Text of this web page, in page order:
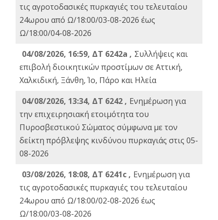
τις αγροτοδασικές πυρκαγιές του τελευταίου
24ωρου από Ω/18:00/03-08-2026 έως
Ω/18:00/04-08-2026
04/08/2026, 16:59, ΔΤ 6242a , Συλλήψεις και
επιβολή διοικητικών προστίμων σε Αττική,
Χαλκιδική, Ξάνθη, Ίο, Πάρο και Ηλεία
04/08/2026, 13:34, ΔΤ 6242 , Ενημέρωση για
την επιχειρησιακή ετοιμότητα του
Πυροσβεστικού Σώματος σύμφωνα με τον
δείκτη πρόβλεψης κινδύνου πυρκαγιάς στις 05-
08-2026
03/08/2026, 18:08, ΔΤ 6241c , Ενημέρωση για
τις αγροτοδασικές πυρκαγιές του τελευταίου
24ωρου από Ω/18:00/02-08-2026 έως
Ω/18:00/03-08-2026